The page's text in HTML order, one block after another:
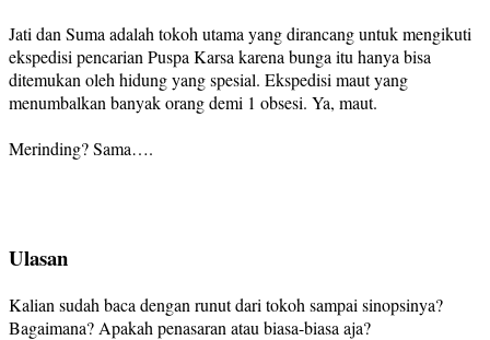
Jati dan Suma adalah tokoh utama yang dirancang untuk mengikuti
ekspedisi pencarian Puspa Karsa karena bunga itu hanya bisa
ditemukan oleh hidung yang spesial. Ekspedisi maut yang
menumbalkan banyak orang demi 1 obsesi. Ya, maut.
Merinding? Sama….
Ulasan
Kalian sudah baca dengan runut dari tokoh sampai sinopsinya?
Bagaimana? Apakah penasaran atau biasa-biasa aja?